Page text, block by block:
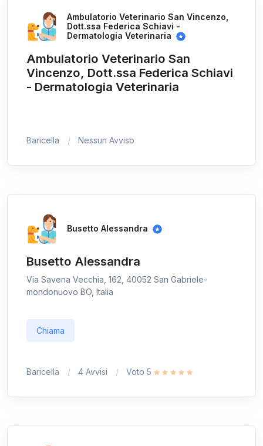
Ambulatorio Veterinario San Vincenzo,
Dott.ssa Federica Schiavi -
Dermatologia Veterinaria
Ambulatorio Veterinario San
Vincenzo, Dott.ssa Federica Schiavi
- Dermatologia Veterinaria
Baricella Nessun Avviso
Busetto Alessandra
Busetto Alessandra
Via Savena Vecchia, 162, 40052 San Gabriele-
mondonuovo BO, Italia
Chiama
Baricella 4 Avvisi Voto 5